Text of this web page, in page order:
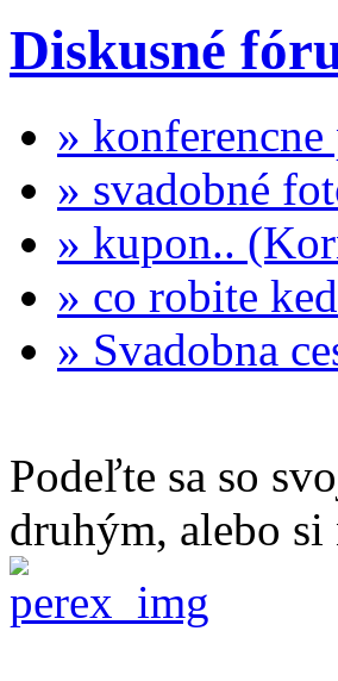
Diskusné
»
» svadobné
» kupon..
» co robite
» Svadobna
Podeľte sa so
druhým, alebo